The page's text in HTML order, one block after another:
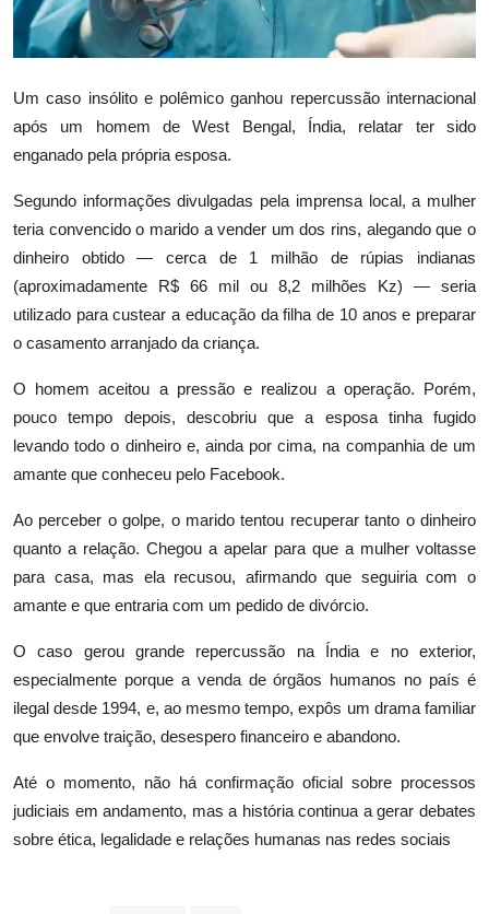
Um caso insólito e polêmico ganhou repercussão internacional
após um homem de West Bengal, Índia, relatar ter sido
enganado pela própria esposa.
Segundo informações divulgadas pela imprensa local, a mulher
teria convencido o marido a vender um dos rins, alegando que o
dinheiro obtido — cerca de 1 milhão de rúpias indianas
(aproximadamente R$ 66 mil ou 8,2 milhões Kz) — seria
utilizado para custear a educação da filha de 10 anos e preparar
o casamento arranjado da criança.
O homem aceitou a pressão e realizou a operação. Porém,
pouco tempo depois, descobriu que a esposa tinha fugido
levando todo o dinheiro e, ainda por cima, na companhia de um
amante que conheceu pelo Facebook.
Ao perceber o golpe, o marido tentou recuperar tanto o dinheiro
quanto a relação. Chegou a apelar para que a mulher voltasse
para casa, mas ela recusou, afirmando que seguiria com o
amante e que entraria com um pedido de divórcio.
O caso gerou grande repercussão na Índia e no exterior,
especialmente porque a venda de órgãos humanos no país é
ilegal desde 1994, e, ao mesmo tempo, expôs um drama familiar
que envolve traição, desespero financeiro e abandono.
Até o momento, não há confirmação oficial sobre processos
judiciais em andamento, mas a história continua a gerar debates
sobre ética, legalidade e relações humanas nas redes sociais